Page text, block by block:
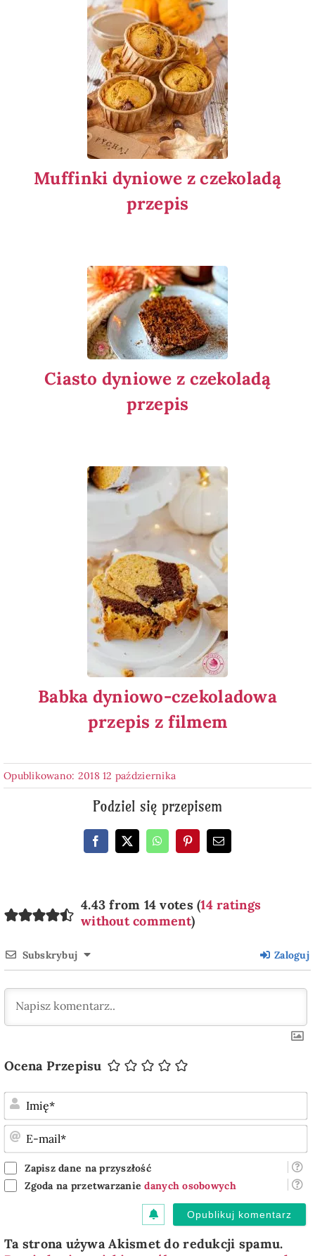
Muffinki dyniowe z czekoladą
przepis
Ciasto dyniowe z czekoladą
przepis
Babka dyniowo-czekoladowa
przepis z filmem
Opublikowano: 2018 12 października
Podziel się przepisem
4.43 from 14 votes (14 ratings
without comment)
Subskrybuj Zaloguj
Ocena Przepisu
Zapisz dane na przyszłość
Zgoda na przetwarzaniedanych osobowych
Ta strona używa Akismet do redukcji spamu.